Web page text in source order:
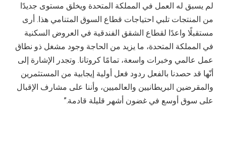
لم يسبق له العمل في المملكة المتحدة ويخلق مستوى جديدًا
من المنتجات تلبي احتياجات قطاع السوق المتنامي هذا. أرى
مستقبلًا واعدًا لقطاع الشقق الفندقية في العروض السكنية
في المملكة المتحدة، ما يزيد من الحاجة وجود مشغل ذو نطاق
عمل عالمي وخبرات واسعة، تمامًا كروتانا. وتجدر الإشارة إلى
أنّها قد حصدنا بالفعل ردود فعل أولية إيجابية من المستثمرين
والمقرضين البريطانيين والعالميين، وأننا على مشارف الإقبال
على سوق أوسع في غضون أشهر قليلة قادمة.”